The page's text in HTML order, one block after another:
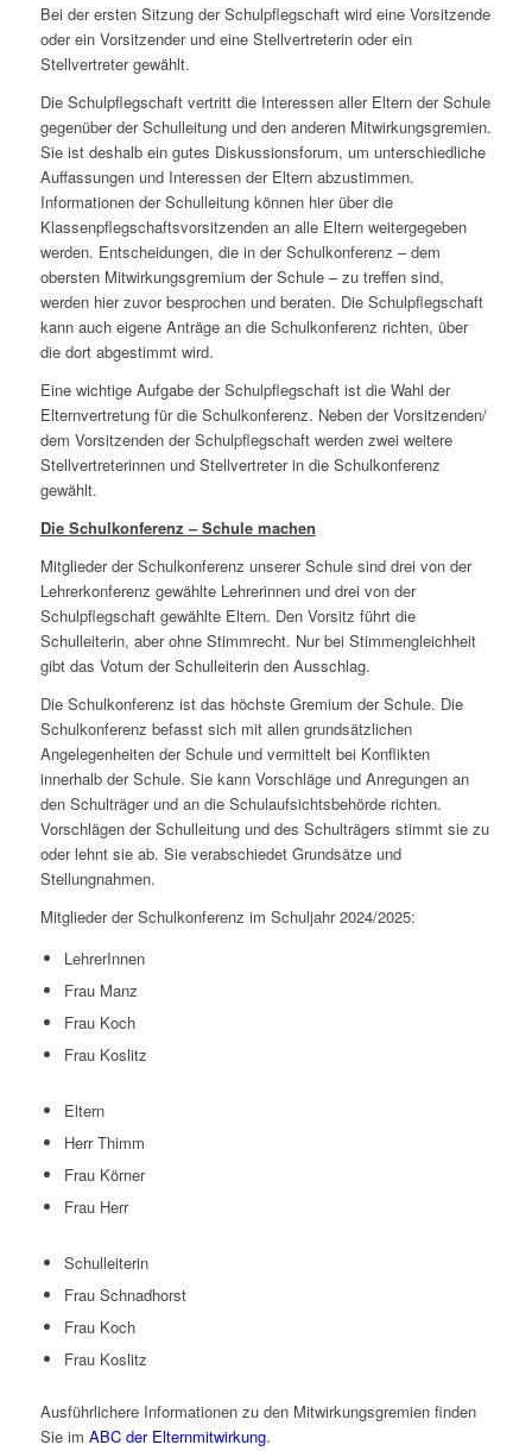
Bei der ersten Sitzung der Schulpflegschaft wird eine Vorsitzende
oder ein Vorsitzender und eine Stellvertreterin oder ein
Stellvertreter gewählt.
Die Schulpflegschaft vertritt die Interessen aller Eltern der Schule
gegenüber der Schulleitung und den anderen Mitwirkungsgremien.
Sie ist deshalb ein gutes Diskussionsforum, um unterschiedliche
Auffassungen und Interessen der Eltern abzustimmen.
Informationen der Schulleitung können hier über die
Klassenpflegschaftsvorsitzenden an alle Eltern weitergegeben
werden. Entscheidungen, die in der Schulkonferenz – dem
obersten Mitwirkungsgremium der Schule – zu treffen sind,
werden hier zuvor besprochen und beraten. Die Schulpflegschaft
kann auch eigene Anträge an die Schulkonferenz richten, über
die dort abgestimmt wird.
Eine wichtige Aufgabe der Schulpflegschaft ist die Wahl der
Elternvertretung für die Schulkonferenz. Neben der Vorsitzenden/
dem Vorsitzenden der Schulpflegschaft werden zwei weitere
Stellvertreterinnen und Stellvertreter in die Schulkonferenz
gewählt.
Die Schulkonferenz – Schule machen
Mitglieder der Schulkonferenz unserer Schule sind drei von der
Lehrerkonferenz gewählte Lehrerinnen und drei von der
Schulpflegschaft gewählte Eltern. Den Vorsitz führt die
Schulleiterin, aber ohne Stimmrecht. Nur bei Stimmengleichheit
gibt das Votum der Schulleiterin den Ausschlag.
Die Schulkonferenz ist das höchste Gremium der Schule. Die
Schulkonferenz befasst sich mit allen grundsätzlichen
Angelegenheiten der Schule und vermittelt bei Konflikten
innerhalb der Schule. Sie kann Vorschläge und Anregungen an
den Schulträger und an die Schulaufsichtsbehörde richten.
Vorschlägen der Schulleitung und des Schulträgers stimmt sie zu
oder lehnt sie ab. Sie verabschiedet Grundsätze und
Stellungnahmen.
Mitglieder der Schulkonferenz im Schuljahr 2024/2025:
LehrerInnen
Frau Manz
Frau Koch
Frau Koslitz
Eltern
Herr Thimm
Frau Körner
Frau Herr
Schulleiterin
Frau Schnadhorst
Frau Koch
Frau Koslitz
Ausführlichere Informationen zu den Mitwirkungsgremien finden
Sie im ABC der Elternmitwirkung.